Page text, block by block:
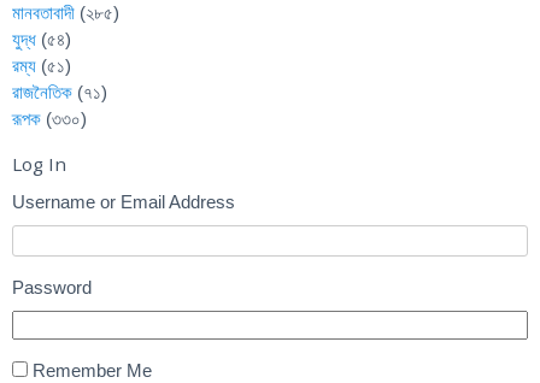
মানবতাবাদী (২৮৫)
যুদ্ধ (৫৪)
রম্য (৫১)
রাজনৈতিক (৭১)
রূপক (৩৩০)
Log In
Username or Email Address
Password
Remember Me